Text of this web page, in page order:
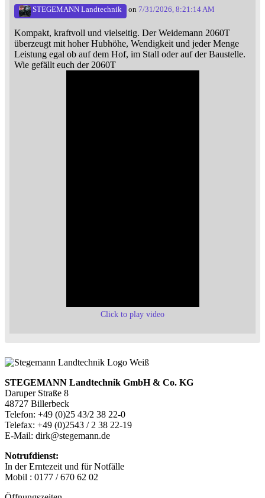
STEGEMANN Landtechnik on 7/31/2026, 8:21:14 AM
Kompakt, kraftvoll und vielseitig. Der Weidemann 2060T
überzeugt mit hoher Hubhöhe, Wendigkeit und jeder Menge
Leistung egal ob auf dem Hof, im Stall oder auf der Baustelle.
Wie gefällt euch der 2060T
Click to play video
STEGEMANN Landtechnik GmbH & Co. KG
Daruper Straße 8
48727 Billerbeck
Telefon: +49 (0)25 43/2 38 22-0
Telefax: +49 (0)2543 / 2 38 22-19
E-Mail: dirk@stegemann.de
Notrufdienst:
In der Erntezeit und für Notfälle
Mobil : 0177 / 670 62 02